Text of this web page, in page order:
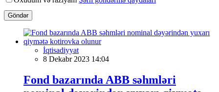
Göndər
İqtisadiyyat
8 Dekabr 2023 14:04
Fond bazarında ABB səhmləri